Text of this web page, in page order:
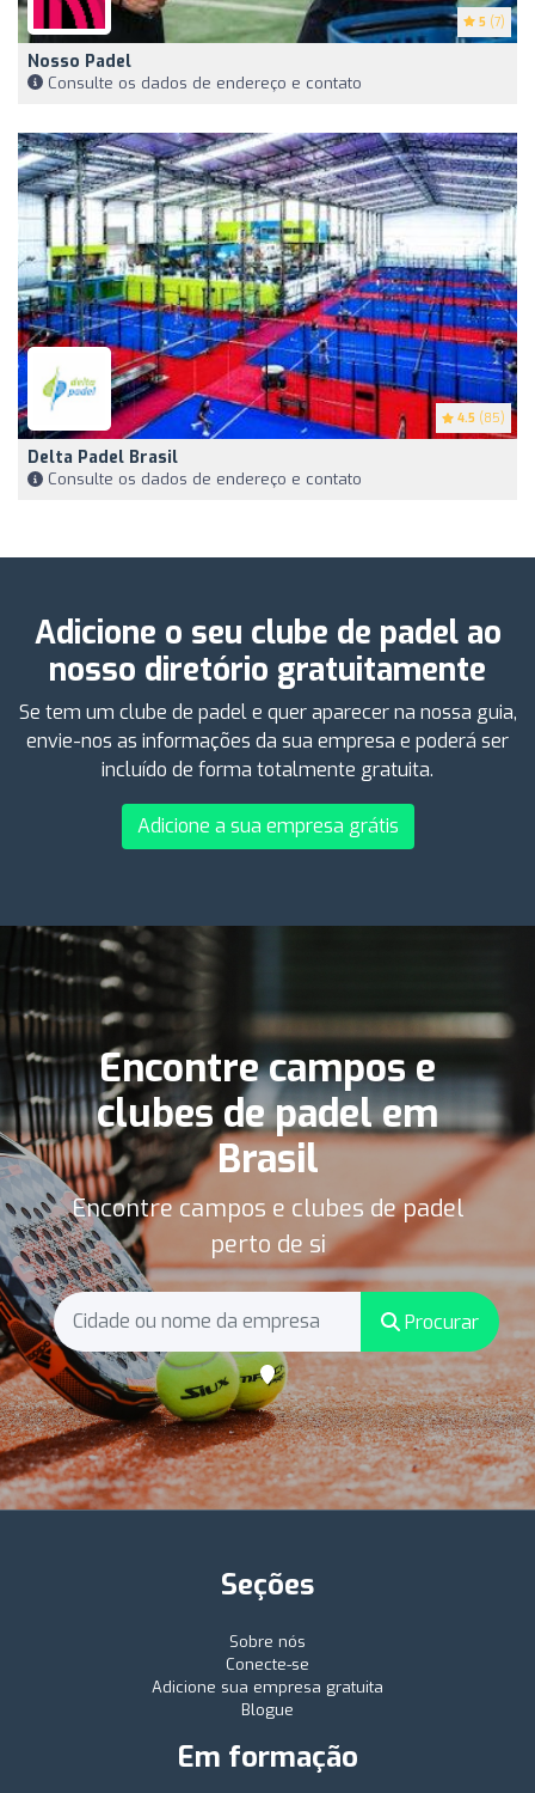
5 (7)
Nosso Padel
Consulte os dados de endereço e contato
4.5 (85)
Delta Padel Brasil
Consulte os dados de endereço e contato
Adicione o seu clube de padel ao
nosso diretório gratuitamente
Se tem um clube de padel e quer aparecer na nossa guia,
envie-nos as informações da sua empresa e poderá ser
incluído de forma totalmente gratuita.
Adicione a sua empresa grátis
Encontre campos e
clubes de padel em
Brasil
Encontre campos e clubes de padel
perto de si
Procurar
Seções
Sobre nós
Conecte-se
Adicione sua empresa gratuita
Blogue
Em formação